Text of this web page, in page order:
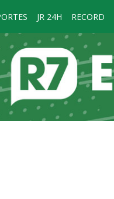
JR 24H RECORD